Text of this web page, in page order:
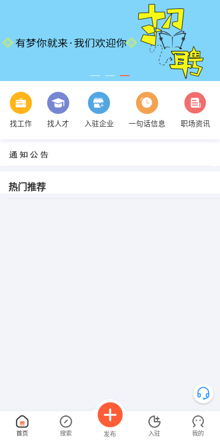
找工作 找人才 入驻企业 一句话信息 职场资讯
热门推荐
首页 搜索 发布 入驻 我的